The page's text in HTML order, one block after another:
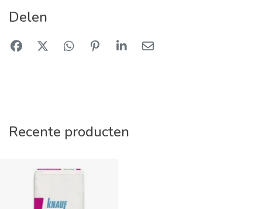
Delen
Recente producten